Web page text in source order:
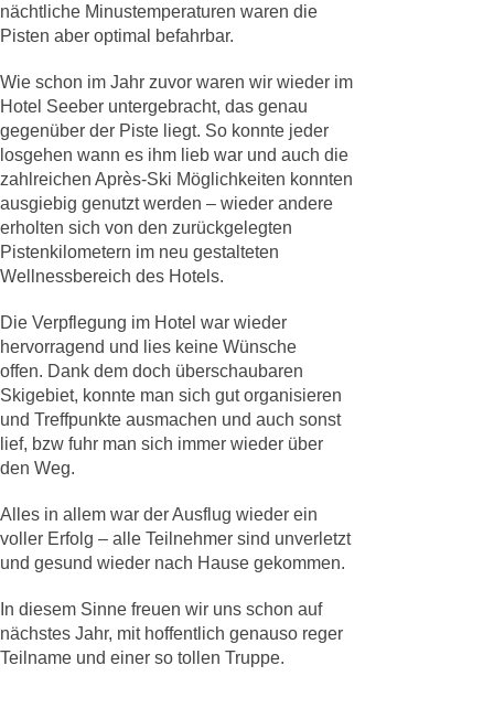
nächtliche Minustemperaturen waren die
Pisten aber optimal befahrbar.
Wie schon im Jahr zuvor waren wir wieder im
Hotel Seeber untergebracht, das genau
gegenüber der Piste liegt. So konnte jeder
losgehen wann es ihm lieb war und auch die
zahlreichen Après-Ski Möglichkeiten konnten
ausgiebig genutzt werden – wieder andere
erholten sich von den zurückgelegten
Pistenkilometern im neu gestalteten
Wellnessbereich des Hotels.
Die Verpflegung im Hotel war wieder
hervorragend und lies keine Wünsche
offen. Dank dem doch überschaubaren
Skigebiet, konnte man sich gut organisieren
und Treffpunkte ausmachen und auch sonst
lief, bzw fuhr man sich immer wieder über
den Weg.
Alles in allem war der Ausflug wieder ein
voller Erfolg – alle Teilnehmer sind unverletzt
und gesund wieder nach Hause gekommen.
In diesem Sinne freuen wir uns schon auf
nächstes Jahr, mit hoffentlich genauso reger
Teilname und einer so tollen Truppe.